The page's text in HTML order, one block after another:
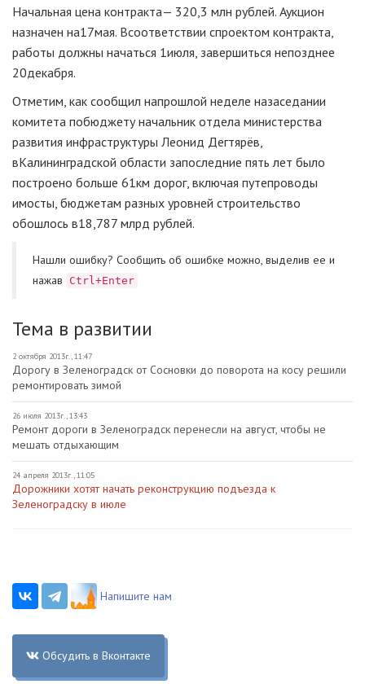
Начальная цена контракта— 320,3 млн рублей. Аукцион
назначен на17мая. Всоответствии спроектом контракта,
работы должны начаться 1июля, завершиться непозднее
20декабря.
Отметим, как сообщил напрошлой неделе назаседании
комитета побюджету начальник отдела министерства
развития инфраструктуры Леонид Дегтярёв,
вКалининградской области запоследние пять лет было
построено больше 61км дорог, включая путепроводы
имосты, бюджетам разных уровней строительство
обошлось в18,787 млрд рублей.
Нашли ошибку? Cообщить об ошибке можно, выделив ее и
нажав
Ctrl+Enter
Тема в развитии
2 октября 2013г., 11:47
Дорогу в Зеленоградск от Сосновки до поворота на косу решили
ремонтировать зимой
26 июля 2013г., 13:43
Ремонт дороги в Зеленоградск перенесли на август, чтобы не
мешать отдыхающим
24 апреля 2013г., 11:05
Дорожники хотят начать реконструкцию подъезда к
Зеленоградску в июле
Напишите нам
Обсудить в Вконтакте